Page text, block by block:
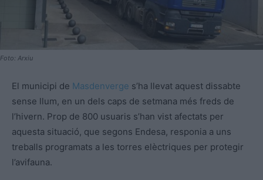
Foto: Arxiu
El municipi de Masdenverge s’ha llevat aquest dissabte
sense llum, en un dels caps de setmana més freds de
l’hivern. Prop de 800 usuaris s’han vist afectats per
aquesta situació, que segons Endesa, responia a uns
treballs programats a les torres elèctriques per protegir
l’avifauna.